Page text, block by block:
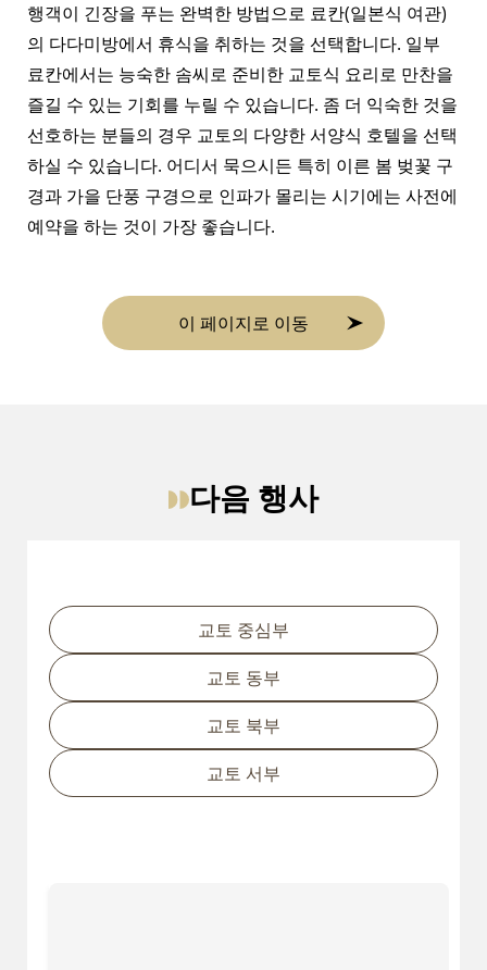
행객이 긴장을 푸는 완벽한 방법으로 료칸(일본식 여관)
의 다다미방에서 휴식을 취하는 것을 선택합니다. 일부
료칸에서는 능숙한 솜씨로 준비한 교토식 요리로 만찬을
즐길 수 있는 기회를 누릴 수 있습니다. 좀 더 익숙한 것을
선호하는 분들의 경우 교토의 다양한 서양식 호텔을 선택
하실 수 있습니다. 어디서 묵으시든 특히 이른 봄 벚꽃 구
경과 가을 단풍 구경으로 인파가 몰리는 시기에는 사전에
예약을 하는 것이 가장 좋습니다.
이 페이지로 이동
다음 행사
교토 지역별 필터링
교토 중심부
교토 동부
교토 북부
교토 서부